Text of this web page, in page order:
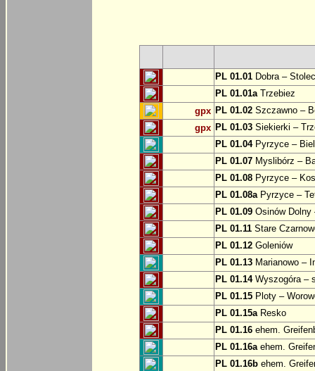
PL 01.01 Dobra –
PL 01.01aTrzebiez
gpx PL 01.02 Szczawno –
gpx PL 01.03 Siekierki –
PL 01.04Pyrzyce –
PL 01.07 Myslibórz –
PL 01.08 Pyrzyce –
PL 01.08aPyrzyce –
PL 01.09 Osinów Dolny
PL 01.11 Stare
PL 01.12 Goleniów
PL 01.13 Marianowo –
PL 01.14Wyszogóra –
PL 01.15 Ploty –
PL 01.15aResko
PL 01.16 ehem.
PL 01.16aehem.
PL 01.16b ehem.